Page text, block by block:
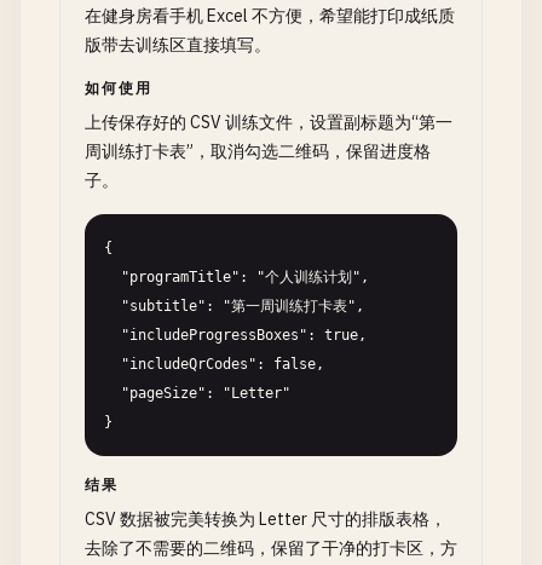
在健身房看手机 Excel 不方便，希望能打印成纸质
版带去训练区直接填写。
如何使用
上传保存好的 CSV 训练文件，设置副标题为“第一
周训练打卡表”，取消勾选二维码，保留进度格
子。
{
}
结果
CSV 数据被完美转换为 Letter 尺寸的排版表格，
去除了不需要的二维码，保留了干净的打卡区，方